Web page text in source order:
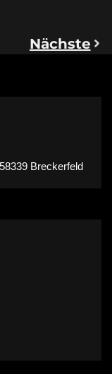
Nächste
Breckerfeld